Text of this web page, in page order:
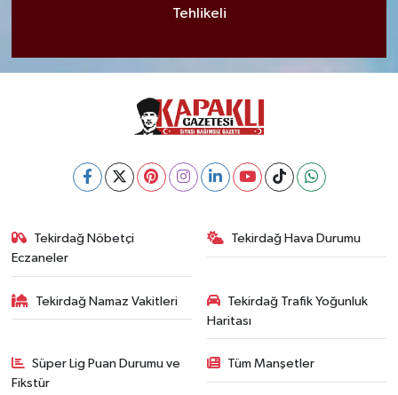
Tehlikeli
Tekirdağ Nöbetçi
Eczaneler
Tekirdağ Hava Durumu
Tekirdağ Namaz Vakitleri
Tekirdağ Trafik Yoğunluk
Haritası
Süper Lig Puan Durumu ve
Fikstür
Tüm Manşetler